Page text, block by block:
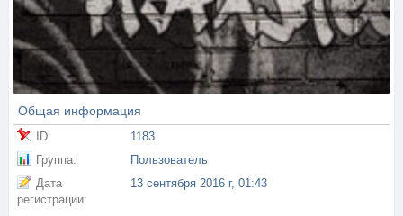
Общая информация
ID:
1183
Группа:
Пользователь
Дата
регистрации:
13 сентября 2016 г, 01:43